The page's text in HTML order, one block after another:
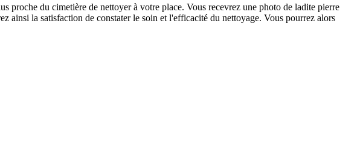
proche du cimetière de nettoyer à votre place. Vous recevrez une photo de ladite pierre
ainsi la satisfaction de constater le soin et l'efficacité du nettoyage. Vous pourrez alors